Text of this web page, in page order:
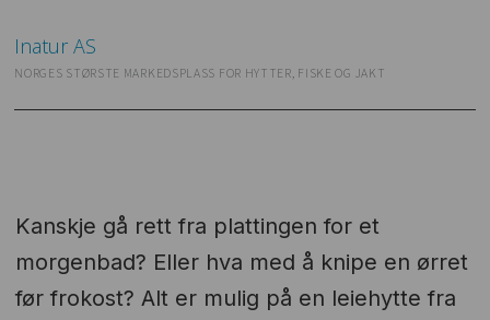
Inatur AS
NORGES STØRSTE MARKEDSPLASS FOR HYTTER, FISKE OG JAKT
Kanskje gå rett fra plattingen for et
morgenbad? Eller hva med å knipe en ørret
før frokost? Alt er mulig på en leiehytte fra